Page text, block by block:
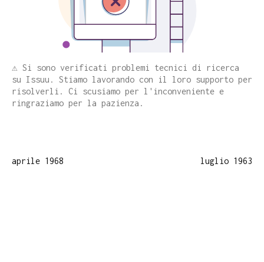
⚠️ Si sono verificati problemi tecnici di ricerca
su Issuu. Stiamo lavorando con il loro supporto per
risolverli. Ci scusiamo per l'inconveniente e
ringraziamo per la pazienza.
aprile 1968 luglio 1963